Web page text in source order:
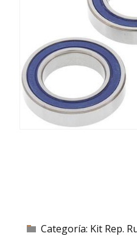
Categoría: Kit Rep.